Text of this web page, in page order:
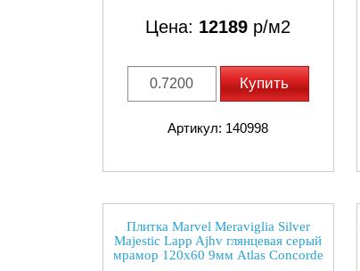
Цена: 12189 р/м2
Купить
Артикул: 140998
Плитка Marvel Meraviglia Silver
Majestic Lapp Ajhv глянцевая серый
мрамор 120x60 9мм Atlas Concorde